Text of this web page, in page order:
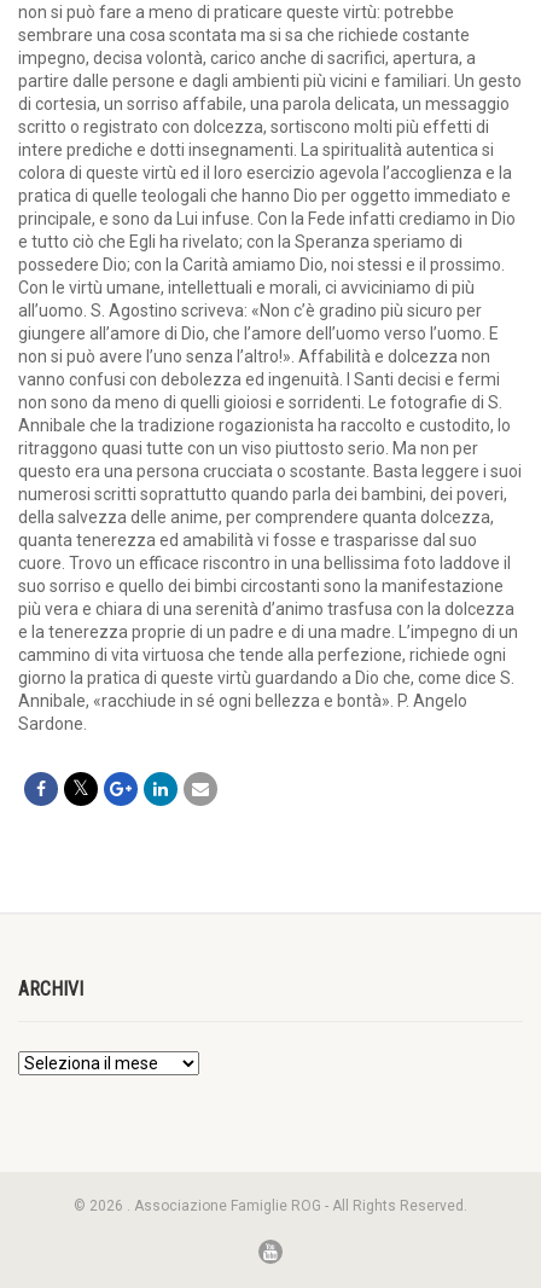
non si può fare a meno di praticare queste virtù: potrebbe
sembrare una cosa scontata ma si sa che richiede costante
impegno, decisa volontà, carico anche di sacrifici, apertura, a
partire dalle persone e dagli ambienti più vicini e familiari. Un gesto
di cortesia, un sorriso affabile, una parola delicata, un messaggio
scritto o registrato con dolcezza, sortiscono molti più effetti di
intere prediche e dotti insegnamenti. La spiritualità autentica si
colora di queste virtù ed il loro esercizio agevola l’accoglienza e la
pratica di quelle teologali che hanno Dio per oggetto immediato e
principale, e sono da Lui infuse. Con la Fede infatti crediamo in Dio
e tutto ciò che Egli ha rivelato; con la Speranza speriamo di
possedere Dio; con la Carità amiamo Dio, noi stessi e il prossimo.
Con le virtù umane, intellettuali e morali, ci avviciniamo di più
all’uomo. S. Agostino scriveva: «Non c’è gradino più sicuro per
giungere all’amore di Dio, che l’amore dell’uomo verso l’uomo. E
non si può avere l’uno senza l’altro!». Affabilità e dolcezza non
vanno confusi con debolezza ed ingenuità. I Santi decisi e fermi
non sono da meno di quelli gioiosi e sorridenti. Le fotografie di S.
Annibale che la tradizione rogazionista ha raccolto e custodito, lo
ritraggono quasi tutte con un viso piuttosto serio. Ma non per
questo era una persona crucciata o scostante. Basta leggere i suoi
numerosi scritti soprattutto quando parla dei bambini, dei poveri,
della salvezza delle anime, per comprendere quanta dolcezza,
quanta tenerezza ed amabilità vi fosse e trasparisse dal suo
cuore. Trovo un efficace riscontro in una bellissima foto laddove il
suo sorriso e quello dei bimbi circostanti sono la manifestazione
più vera e chiara di una serenità d’animo trasfusa con la dolcezza
e la tenerezza proprie di un padre e di una madre. L’impegno di un
cammino di vita virtuosa che tende alla perfezione, richiede ogni
giorno la pratica di queste virtù guardando a Dio che, come dice S.
Annibale, «racchiude in sé ogni bellezza e bontà». P. Angelo
Sardone.
ARCHIVI
© 2026 . Associazione Famiglie ROG - All Rights Reserved.